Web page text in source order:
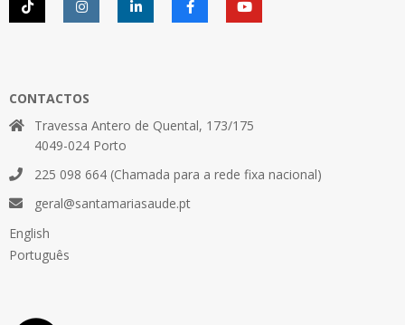
CONTACTOS
Travessa Antero de Quental, 173/175
4049-024 Porto
225 098 664 (Chamada para a rede fixa nacional)
geral@santamariasaude.pt
English
Português